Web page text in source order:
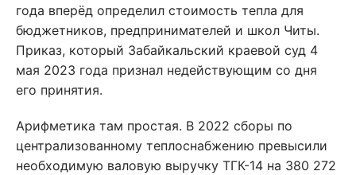
года вперёд определил стоимость тепла для
бюджетников, предпринимателей и школ Читы.
Приказ, который Забайкальский краевой суд 4
мая 2023 года признал недействующим со дня
его принятия.
Арифметика там простая. В 2022 сборы по
централизованному теплоснабжению превысили
необходимую валовую выручку ТГК-14 на 380 272